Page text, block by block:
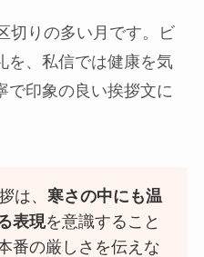
切りの多い月です。ビ
を、私信では健康を気
で印象の良い挨拶文に
は、寒さの中にも温
表現を意識すること
番の厳しさを伝えな